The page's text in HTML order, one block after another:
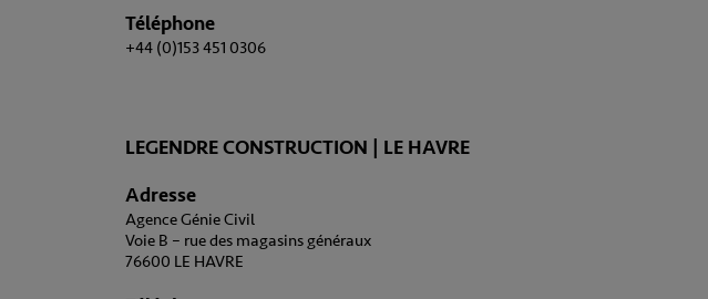
Téléphone
+44 (0)153 451 0306
LEGENDRE CONSTRUCTION | LE HAVRE
Adresse
Agence Génie Civil
Voie B – rue des magasins généraux
76600 LE HAVRE